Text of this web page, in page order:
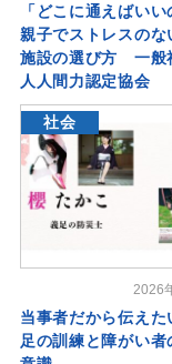
「どこに通えばいい
親子でストレスのな
施設の選び方 一般
人人間力認定協会
社会
2026
当事者だから伝えた
足の訓練と障がい者